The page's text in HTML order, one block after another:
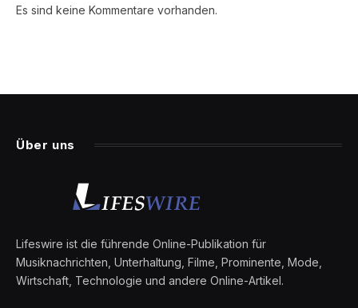
Es sind keine Kommentare vorhanden.
Über uns
Lifeswire ist die führende Online-Publikation für
Musiknachrichten, Unterhaltung, Filme, Prominente, Mode,
Wirtschaft, Technologie und andere Online-Artikel.